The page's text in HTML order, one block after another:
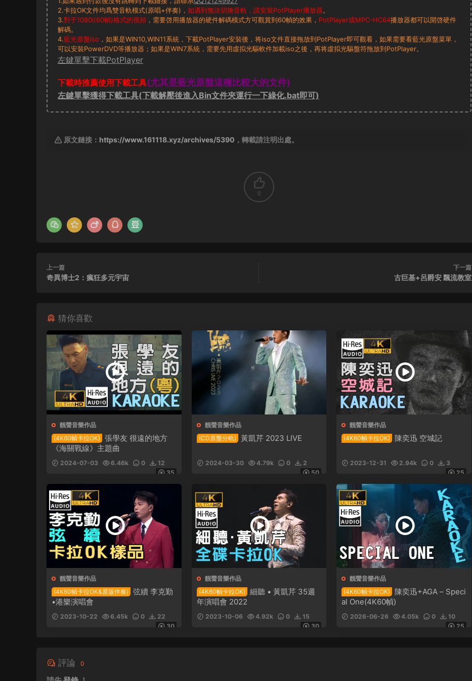
2.卡拉OK文件均爲雙音軌模式(原唱+伴奏)， 如遇到無法切換音軌，請安裝PotPlayer播放器。
3.對于1080i(60幀)格式的視頻 ，需要啓用播放器的硬件解碼模式方可觀賞到60幀的效果， PotPlayer或MPC-HC64播放器都可以開啓硬件
解碼。
4.藍光原盤iso ，如果是WIN10,WIN11系統，下載PotPlayer安裝後，将iso文件直接拖放到PotPlayer即可觀看，如果需要看藍光原盤菜單，
可以安裝PowerDVD等播放器；如果是WIN7系統，需要先用虛拟光驅軟件加載iso之後，再将虛拟光驅盤符拖放到PotPlayer。
左鍵單擊下載PotPlayer
下載時推薦使用下載工具(尤其是藍光原盤這種比較大的文件)
左鍵單擊獲得下載工具(下載解壓後進入Bin文件夾運行一下綠化.bat即可)
原文鏈接： https://www.161118.xyz/archives/5390 ，轉載請注明出處。
0
上一篇
奇異博士2：瘋狂多元宇宙
下一篇
古巨基+呂爵安 飄流教室
猜你喜歡
靓聲音樂作品
(4K60幀卡拉OK)
張學友 很遠的地方
《海關戰線》主題曲
2024-07-03 6.46k 0
12
35
靓聲音樂作品
(CD原盤分軌)
黃凱芹 2023 LIVE
2024-03-30 4.79k 0
2
50
靓聲音樂作品
(4K60幀卡拉OK)
陳奕迅 空城記
2023-12-31 2.94k 0
3
25
靓聲音樂作品
(4K60幀卡拉OK&原版伴奏)
弦續 李克勤
•港樂演唱會
2023-10-22 6.45k 0
22
30
靓聲音樂作品
(4K60幀卡拉OK)
細聽 • 黃凱芹 35週
年演唱會 2022
2023-10-06 4.92k 0
15
30
靓聲音樂作品
(4K60幀卡拉OK)
陳奕迅+AGA – Speci
al One(4K60幀)
2026-06-26 4.05k 0
10
25
評論 0